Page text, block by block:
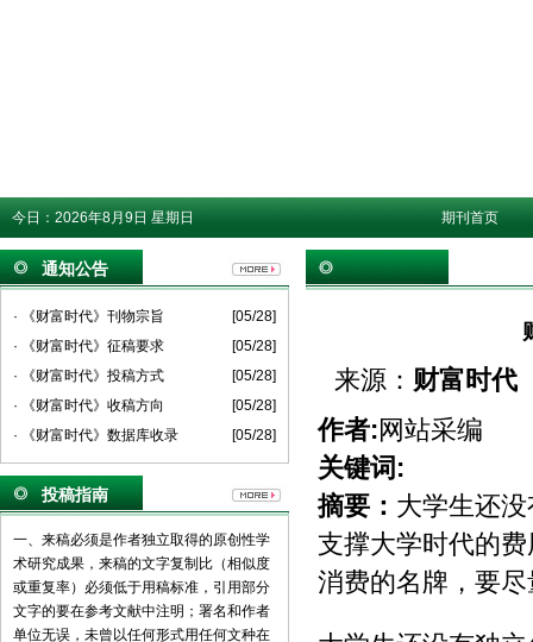
今日： 2026年8月9日 星期日 期刊首页
通知公告
· 《财富时代》刊物宗旨
[05/28]
· 《财富时代》征稿要求
[05/28]
· 《财富时代》投稿方式
[05/28]
· 《财富时代》收稿方向
[05/28]
· 《财富时代》数据库收录
[05/28]
投稿指南
一、来稿必须是作者独立取得的原创性学
术研究成果，来稿的文字复制比（相似度
或重复率）必须低于用稿标准，引用部分
文字的要在参考文献中注明；署名和作者
单位无误，未曾以任何形式用任何文种在
来源： 财富时代
作者:网站采编
关键词:
摘要： 大学生还
支撑大学时代的
消费的名牌，要